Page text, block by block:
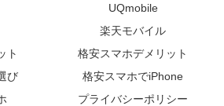
UQmobile
楽天モバイル
ト
格安スマホデメリット
び
格安スマホでiPhone
プライバシーポリシー